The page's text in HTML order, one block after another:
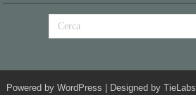
Powered by WordPress | Designed by TieLabs